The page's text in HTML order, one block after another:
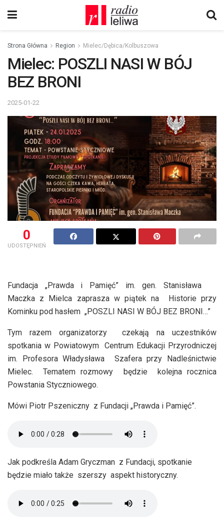
Strona Główna Region Mielec/Dębica/Kolbuszowa
Mielec: POSZLI NASI W BÓJ
BEZ BRONI
2025-01-22
0
UDOSTĘPNIEŃ
Fundacja „Prawda i Pamięć” im. gen. Stanisława
Maczka z Mielca zaprasza w piątek na Historie przy
Kominku pod hasłem „POSZLI NASI W BÓJ BEZ BRONI…”
Tym razem organizatorzy czekają na uczestników
spotkania w Powiatowym Centrum Edukacji Przyrodniczej
im. Profesora Władysława Szafera przy Nadleśnictwie
Mielec. Tematem rozmowy będzie kolejna rocznica
Powstania Styczniowego.
Mówi Piotr Pszeniczny z Fundacji „Prawda i Pamięć”.
Jak podkreśla Adam Gryczman z Fundacji, spotkanie
będzie miało także szerszy aspekt historyczny.